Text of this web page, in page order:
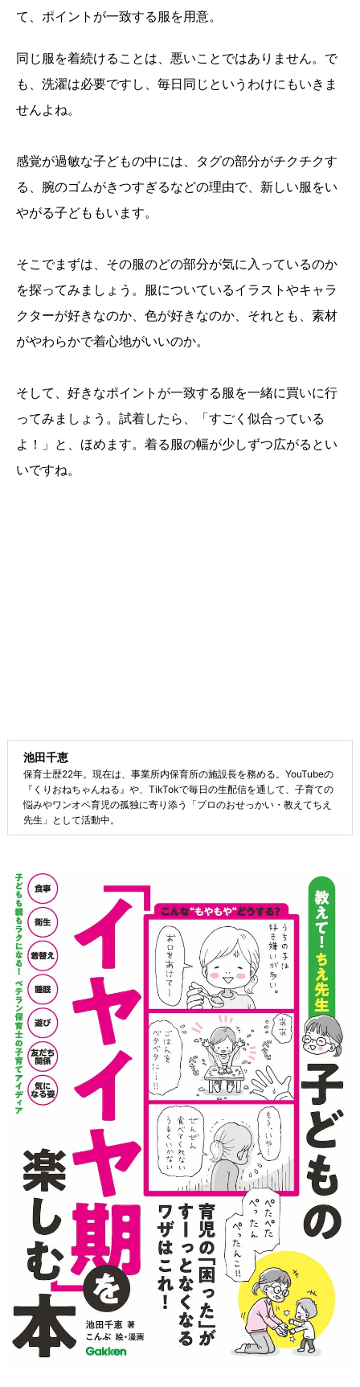
て、ポイントが一致する服を用意。
同じ服を着続けることは、悪いことではありません。で
も、洗濯は必要ですし、毎日同じというわけにもいきま
せんよね。
感覚が過敏な子どもの中には、タグの部分がチクチクす
る、腕のゴムがきつすぎるなどの理由で、新しい服をい
やがる子どももいます。
そこでまずは、その服のどの部分が気に入っているのか
を探ってみましょう。服についているイラストやキャラ
クターが好きなのか、色が好きなのか、それとも、素材
がやわらかで着心地がいいのか。
そして、好きなポイントが一致する服を一緒に買いに行
ってみましょう。試着したら、「すごく似合っている
よ！」と、ほめます。着る服の幅が少しずつ広がるとい
いですね。
池田千恵
保育士歴22年。現在は、事業所内保育所の施設長を務める。YouTubeの
『くりおねちゃんねる』や、TikTokで毎日の生配信を通して、子育ての
悩みやワンオペ育児の孤独に寄り添う「プロのおせっかい・教えてちえ
先生」として活動中。